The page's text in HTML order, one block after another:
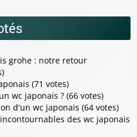
grohe : notre retour
(71 votes)
wc japonais ? (66 votes)
d'un wc japonais (64 votes)
des wc japonais